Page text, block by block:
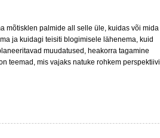
mõtisklen palmide all selle üle, kuidas või mida
ja kuidagi teisiti blogimisele lähenema, kuid
muudatused, heakorra tagamine
teemad, mis vajaks natuke rohkem perspektiivi